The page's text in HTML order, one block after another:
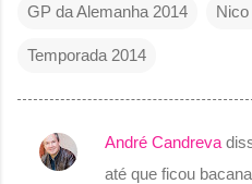
GP da Alemanha 2014
Temporada 2014
C
André Candreva
até que ficou